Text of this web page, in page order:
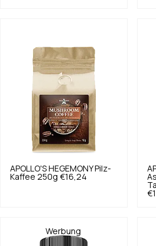
APOLLO'S HEGEMONY Pilz-
Kaffee 250g €16,24
Werbung